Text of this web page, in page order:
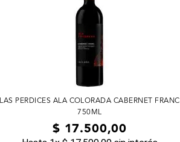
LAS PERDICES ALA COLORADA CABERNET FRANC
750ML
$ 17.500,00